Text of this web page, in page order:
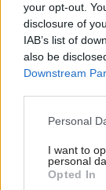
your opt-out.
disclosure of
IAB’s list of
also be
Downstream
Please note
not limited to
grant or deny
use your data
Personal
I want to
personal
Opted In
urobené,
veľmi
i odpočinok,